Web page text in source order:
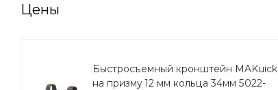
Цены
Быстросъемный кронштейн MAKuick
на призму 12 мм кольца 34мм 5022-